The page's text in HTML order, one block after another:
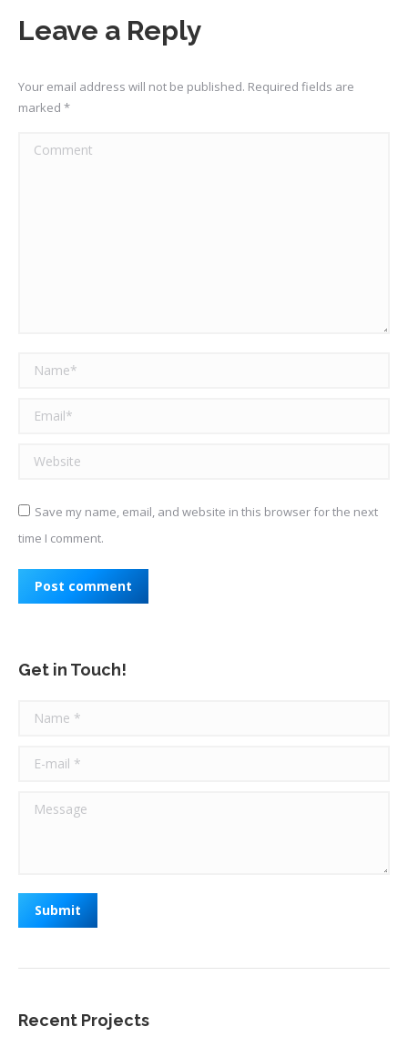
Leave a Reply
Your email address will not be published. Required fields are
marked *
Comment
Name *
Email *
Website
Save my name, email, and website in this browser for the next
time I comment.
Post comment
Get in Touch!
Name *
E-mail *
Message
Submit
Recent Projects